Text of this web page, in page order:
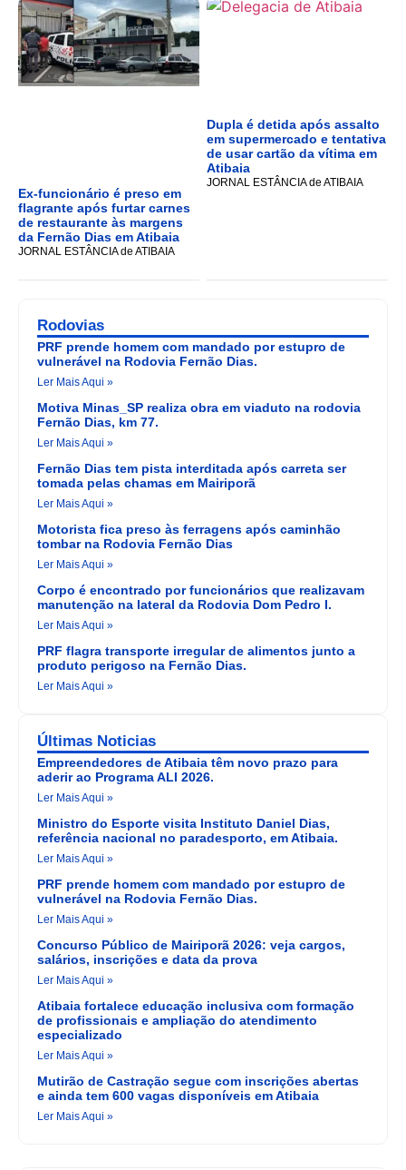
Ex-funcionário é preso em
flagrante após furtar carnes
de restaurante às margens
da Fernão Dias em Atibaia
JORNAL ESTÂNCIA de ATIBAIA
Dupla é detida após assalto
em supermercado e tentativa
de usar cartão da vítima em
Atibaia
JORNAL ESTÂNCIA de ATIBAIA
Rodovias
PRF prende homem com mandado por estupro de
vulnerável na Rodovia Fernão Dias.
Ler Mais Aqui »
Motiva Minas_SP realiza obra em viaduto na rodovia
Fernão Dias, km 77.
Ler Mais Aqui »
Fernão Dias tem pista interditada após carreta ser
tomada pelas chamas em Mairiporã
Ler Mais Aqui »
Motorista fica preso às ferragens após caminhão
tombar na Rodovia Fernão Dias
Ler Mais Aqui »
Corpo é encontrado por funcionários que realizavam
manutenção na lateral da Rodovia Dom Pedro I.
Ler Mais Aqui »
PRF flagra transporte irregular de alimentos junto a
produto perigoso na Fernão Dias.
Ler Mais Aqui »
Últimas Noticias
Empreendedores de Atibaia têm novo prazo para
aderir ao Programa ALI 2026.
Ler Mais Aqui »
Ministro do Esporte visita Instituto Daniel Dias,
referência nacional no paradesporto, em Atibaia.
Ler Mais Aqui »
PRF prende homem com mandado por estupro de
vulnerável na Rodovia Fernão Dias.
Ler Mais Aqui »
Concurso Público de Mairiporã 2026: veja cargos,
salários, inscrições e data da prova
Ler Mais Aqui »
Atibaia fortalece educação inclusiva com formação
de profissionais e ampliação do atendimento
especializado
Ler Mais Aqui »
Mutirão de Castração segue com inscrições abertas
e ainda tem 600 vagas disponíveis em Atibaia
Ler Mais Aqui »